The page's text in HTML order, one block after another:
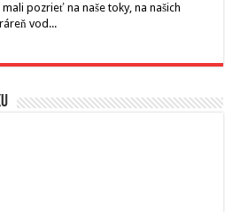
pozrieť na naše toky, na našich
vod...